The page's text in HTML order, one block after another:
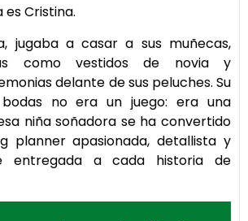
es Cristina.
jugaba a casar a sus muñecas,
como vestidos de novia y
delante de sus peluches. Su
no era un juego: era una
niña soñadora se ha convertido
planner apasionada, detallista y
entregada a cada historia de